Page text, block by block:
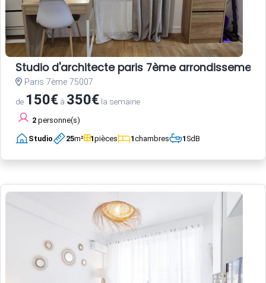
Studio d'architecte paris 7ème arrondissement
Paris 7ème 75007
de 150€ à 350€ la semaine
2 personne(s)
Studio 25m² 1pièces 1chambres 1SdB